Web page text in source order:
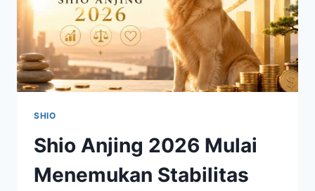
SHIO
Shio Anjing 2026 Mulai
Menemukan Stabilitas